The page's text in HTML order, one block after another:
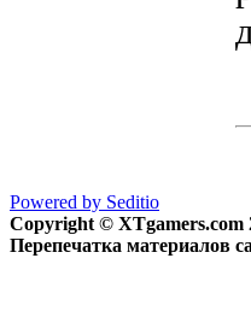
Powered by Seditio
Copyright © XTgamers.com
Перепечатка материалов